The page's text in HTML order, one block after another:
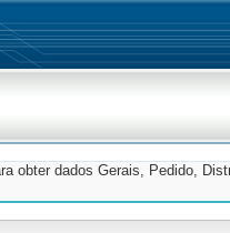
obter dados Gerais, Pedido,